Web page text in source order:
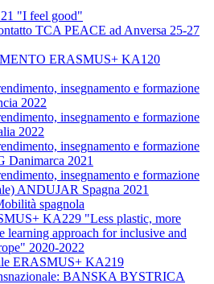
"I feel good"
TCA PEACE ad Anversa 25-27
ERASMUS+ KA120
insegnamento e formazione
2022
insegnamento e formazione
2022
insegnamento e formazione
Danimarca 2021
insegnamento e formazione
ANDUJAR Spagna 2021
spagnola
KA229 "Less plastic, more
learning approach for inclusive and
2020-2022
ERASMUS+ KA219
BANSKA BYSTRICA